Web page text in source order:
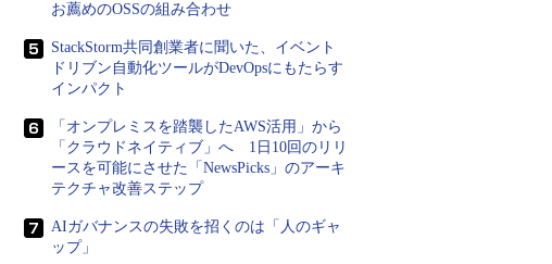
お薦めのOSSの組み合わせ
StackStorm共同創業者に聞いた、イベント
ドリブン自動化ツールがDevOpsにもたらす
インパクト
「オンプレミスを踏襲したAWS活用」から
「クラウドネイティブ」へ 1日10回のリリ
ースを可能にさせた「NewsPicks」のアーキ
テクチャ改善ステップ
AIガバナンスの失敗を招くのは「人のギャ
ップ」